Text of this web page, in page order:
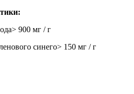
900 мг / г
синего> 150 мг / г